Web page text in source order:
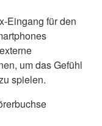
Eingang für den
um das Gefühl
spielen.